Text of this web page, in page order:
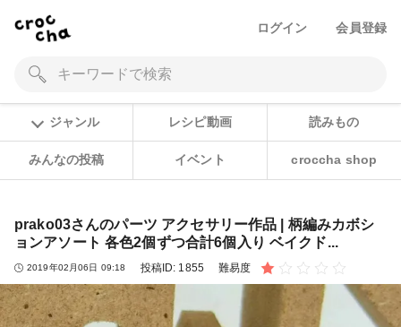
ログイン 会員登録
ジャンル レシピ動画 読みもの
みんなの投稿 イベント croccha shop
prako03さんのパーツ アクセサリー作品 | 柄編みカボシ
ョンアソート 各色2個ずつ合計6個入り ベイクド...
2019年02月06日 09:18 投稿ID: 1855 難易度